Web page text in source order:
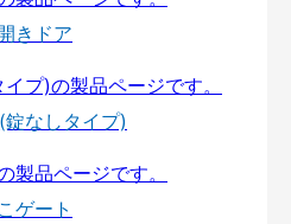
きドア
なしタイプ)
ゲート